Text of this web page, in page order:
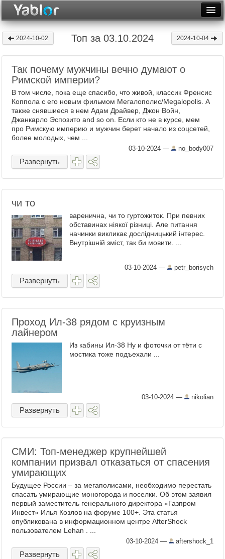
Месяц
Рейтинги
Архив
Фототоп
2024-10-02 Топ за 03.10.2024 2024-10-04
Так почему мужчины вечно думают о
Римской империи?
В том числе, пока еще спасибо, что живой, классик Френсис
Коппола с его новым фильмом Мегалополис/Megalopolis. А
также снявшиеся в нем Адам Драйвер, Джон Войн,
Джанкарло Эспозито and so on. Если кто не в курсе, мем
про Римскую империю и мужчин берет начало из соцсетей,
более молодых, чем ...
03-10-2024 — no_body007
Развернуть
чи то
варенична, чи то гуртожиток. При певних
обставинах ніякої різниці. Але питання
начинки викликає дослідницький інтерес.
Внутрішній зміст, так би мовити. ...
03-10-2024 — petr_borisych
Развернуть
Проход Ил-38 рядом с круизным
лайнером
Из кабины Ил-38 Ну и фоточки от тёти с
мостика тоже подъехали ...
03-10-2024 — nikolian
Развернуть
СМИ: Топ-менеджер крупнейшей
компании призвал отказаться от спасения
умирающих
Будущее России – за мегаполисами, необходимо перестать
спасать умирающие моногорода и поселки. Об этом заявил
первый заместитель генерального директора «Газпром
Инвест» Илья Козлов на форуме 100+. Эта статья
опубликована в информационном центре AfterShock
пользователем Lehan . ...
03-10-2024 — aftershock_1
Развернуть